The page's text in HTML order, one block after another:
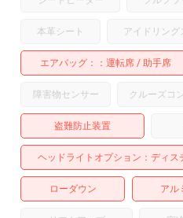
本革シート アイドリング
エアバッグ： 運転席 助手席
障害物センサー クルーズコ
盗難防止装置
ヘッドライトオプション ディス
ローダウン アル